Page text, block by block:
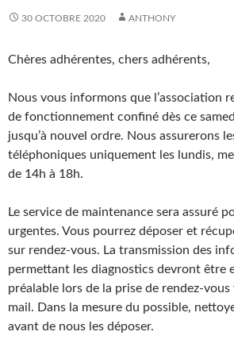
30 OCTOBRE 2020 ANTHONY
Chères adhérentes, chers adhérents,
Nous vous informons que l’association
de fonctionnement confiné dès ce
jusqu’à nouvel ordre. Nous assurerons
téléphoniques uniquement les lundis,
de 14h à 18h.
Le service de maintenance sera assuré
urgentes. Vous pourrez déposer et
sur rendez-vous. La transmission des
permettant les diagnostics devront être
préalable lors de la prise de rendez-
mail. Dans la mesure du possible,
avant de nous les déposer.